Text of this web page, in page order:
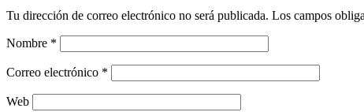
Tu dirección de correo electrónico no será publicada. Los campos
Nombre *
Correo electrónico *
Web